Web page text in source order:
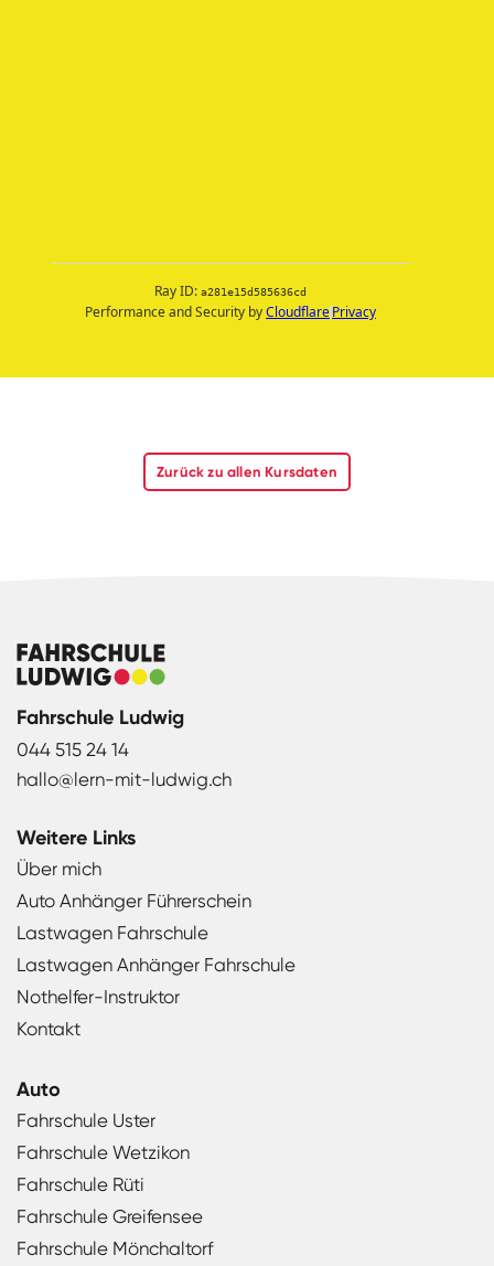
Zurück zu allen Kursdaten
Fahrschule Ludwig
044 515 24 14
hallo@lern-mit-ludwig.ch
Weitere Links
Über mich
Auto Anhänger Führerschein
Lastwagen Fahrschule
Lastwagen Anhänger Fahrschule
Nothelfer-Instruktor
Kontakt
Auto
Fahrschule Uster
Fahrschule Wetzikon
Fahrschule Rüti
Fahrschule Greifensee
Fahrschule Mönchaltorf